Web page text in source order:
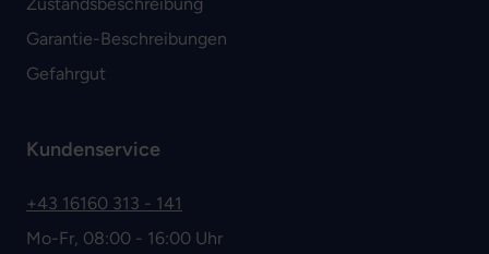
Zustandsbeschreibung
Garantie-Beschreibungen
Gefahrgut
Kundenservice
+43 16160 313 - 141
Mo-Fr, 08:00 - 16:00 Uhr